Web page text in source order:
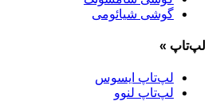
گوشی شیائومی
لپ‌تاپ »
لپ‌تاپ ایسوس
لپ‌تاپ لنوو